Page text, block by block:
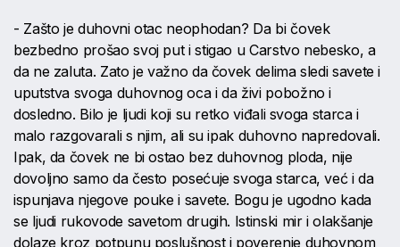
- Zašto je duhovni otac neophodan? Da bi čovek
bezbedno prošao svoj put i stigao u Carstvo nebesko, a
da ne zaluta. Zato je važno da čovek delima sledi savete i
uputstva svoga duhovnog oca i da živi pobožno i
dosledno. Bilo je ljudi koji su retko viđali svoga starca i
malo razgovarali s njim, ali su ipak duhovno napredovali.
Ipak, da čovek ne bi ostao bez duhovnog ploda, nije
dovoljno samo da često posećuje svoga starca, već i da
ispunjava njegove pouke i savete. Bogu je ugodno kada
se ljudi rukovode savetom drugih. Istinski mir i olakšanje
dolaze kroz potpunu poslušnost i poverenje duhovnom